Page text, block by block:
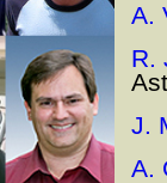
A.
R.
J.
A.